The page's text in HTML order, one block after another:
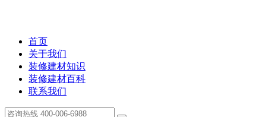
首页
关于我们
装修建材知识
装修建材百科
联系我们